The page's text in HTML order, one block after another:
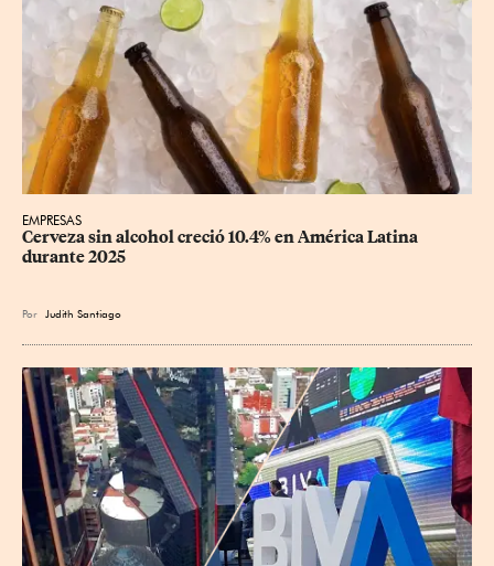
EMPRESAS
Cerveza sin alcohol creció 10.4% en América Latina
durante 2025
Por Judith Santiago